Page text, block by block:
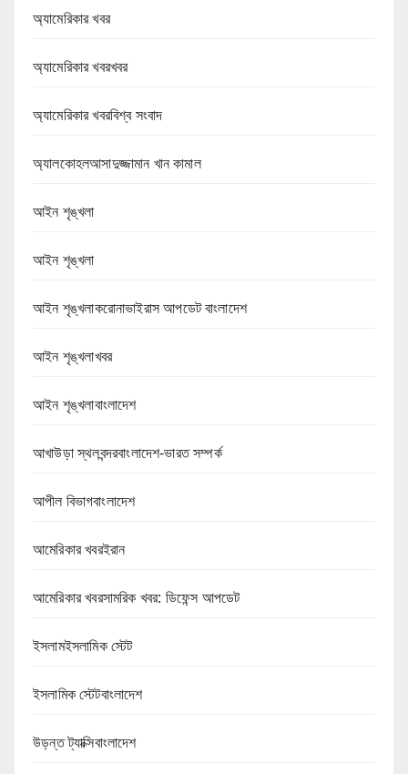
অ্যামেরিকার খবর
অ্যামেরিকার খবরখবর
অ্যামেরিকার খবরবিশ্ব সংবাদ
অ্যালকোহলআসাদুজ্জামান খান কামাল
আইন শৃঙ্খলা
আইন শৃঙ্খলা
আইন শৃঙ্খলাকরোনাভাইরাস আপডেট বাংলাদেশ
আইন শৃঙ্খলাখবর
আইন শৃঙ্খলাবাংলাদেশ
আখাউড়া স্থলবন্দরবাংলাদেশ-ভারত সম্পর্ক
আপীল বিভাগবাংলাদেশ
আমেরিকার খবরইরান
আমেরিকার খবরসামরিক খবর: ডিফেন্স আপডেট
ইসলামইসলামিক স্টেট
ইসলামিক স্টেটবাংলাদেশ
উড়ন্ত ট্যাক্সিবাংলাদেশ